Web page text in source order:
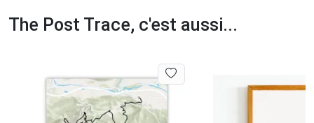
The Post Trace, c'est aussi...